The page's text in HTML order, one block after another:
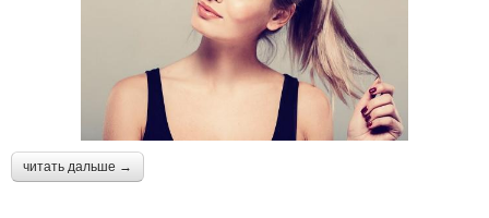
читать дальше →